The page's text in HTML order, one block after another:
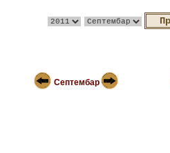
Септембар